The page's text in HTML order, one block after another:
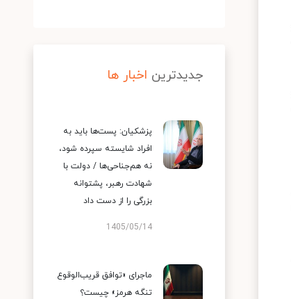
جدیدترین اخبار ها
پزشکیان: پست‌ها باید به
افراد شایسته سپرده شود،
نه هم‌جناحی‌ها / دولت با
شهادت رهبر، پشتوانه
بزرگی را از دست داد
1405/05/14
ماجرای «توافق قریب‌الوقوع
تنگه هرمز» چیست؟